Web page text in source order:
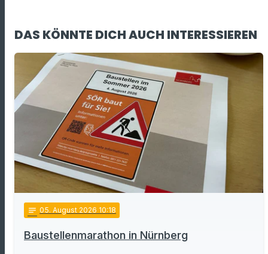
DAS KÖNNTE DICH AUCH INTERESSIEREN
notes 05. August 2026 10:18
Baustellenmarathon in Nürnberg